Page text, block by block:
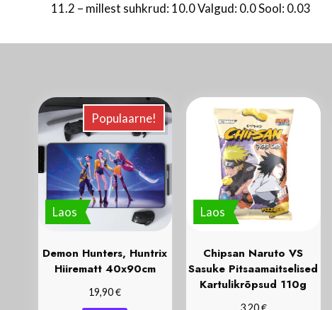
11.2 – millest suhkrud: 10.0 Valgud: 0.0 Sool: 0.03
Laos
Populaarne!
Demon Hunters, Huntrix
Hiirematt 40x90cm
19,90€
Laos
Chipsan Naruto VS
Sasuke Pitsaamaitselised
Kartulikrõpsud 110g
€